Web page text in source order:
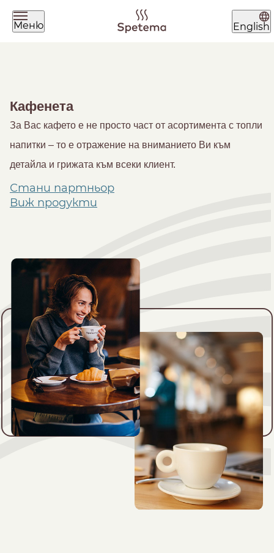
Меню English
Какво търсиш днес?
Намери твоето кафе по начин на
приготвяне
ЗЪРНА МЛЯНО
NESPRESSO
СТАНДАРТ
DOLCE GUSTO
СТАНДАРТ
Кафенета
За Вас кафето е не просто част от асортимента с топли
напитки – то е отражение на вниманието Ви към
детайла и грижата към всеки клиент.
Стани партньор
Виж продукти